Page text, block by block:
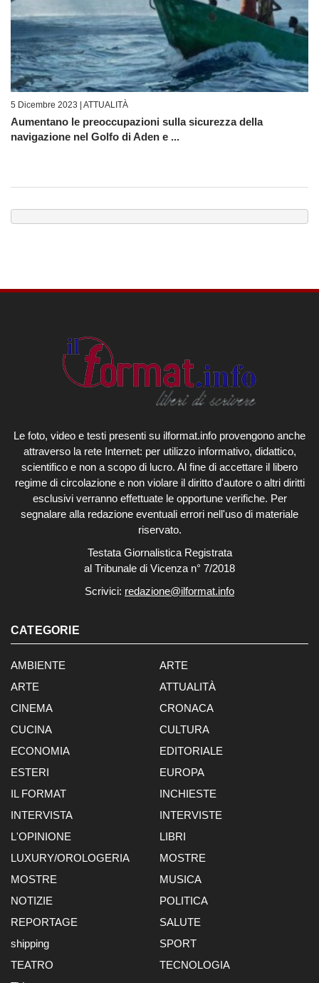
5 Dicembre 2023 | ATTUALITÀ
Aumentano le preoccupazioni sulla sicurezza della
navigazione nel Golfo di Aden e ...
Le foto, video e testi presenti su ilformat.info provengono anche
attraverso la rete Internet: per utilizzo informativo, didattico,
scientifico e non a scopo di lucro. Al fine di accettare il libero
regime di circolazione e non violare il diritto d'autore o altri diritti
esclusivi verranno effettuate le opportune verifiche. Per
segnalare alla redazione eventuali errori nell'uso di materiale
riservato.
Testata Giornalistica Registrata
al Tribunale di Vicenza n° 7/2018
Scrivici: redazione@ilformat.info
CATEGORIE
AMBIENTE
ARTE
ARTE
ATTUALITÀ
CINEMA
CRONACA
CUCINA
CULTURA
ECONOMIA
EDITORIALE
ESTERI
EUROPA
IL FORMAT
INCHIESTE
INTERVISTA
INTERVISTE
L'OPINIONE
LIBRI
LUXURY/OROLOGERIA
MOSTRE
MOSTRE
MUSICA
NOTIZIE
POLITICA
REPORTAGE
SALUTE
shipping
SPORT
TEATRO
TECNOLOGIA